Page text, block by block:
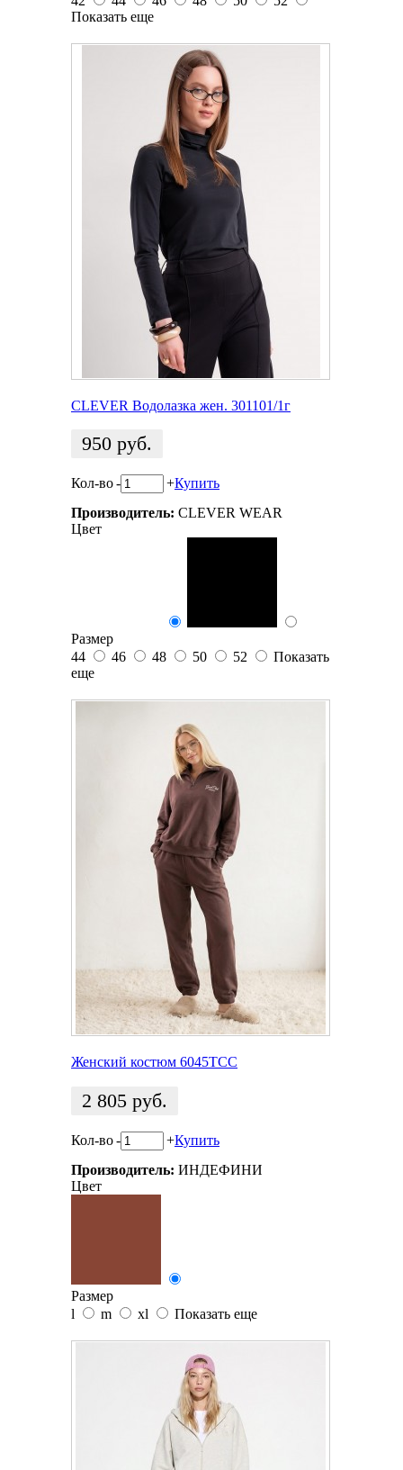
Показать еще
CLEVER Водолазка жен. 301101/1г
950 руб.
Кол-во- +Купить
Производитель: CLEVER WEAR
Цвет
Размер
44
46 48 50 52
Показать
еще
Женский костюм 6045TCC
2 805 руб.
Кол-во- +Купить
Производитель: ИНДЕФИНИ
Цвет
Размер
l
m xl Показать еще